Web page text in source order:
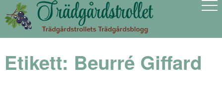
Etikett: Beurré Giffard